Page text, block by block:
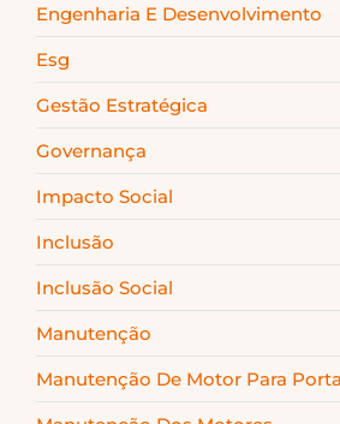
Engenharia E Desenvolvimento
Esg
Gestão Estratégica
Governança
Impacto Social
Inclusão
Inclusão Social
Manutenção
Manutenção De Motor Para Porta